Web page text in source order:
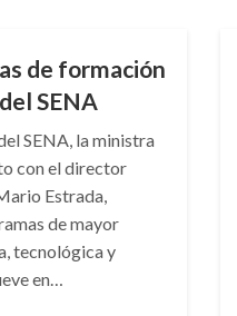
de formación
SENA
SENA, la ministra
con el director
Estrada,
de mayor
tecnológica y
en…